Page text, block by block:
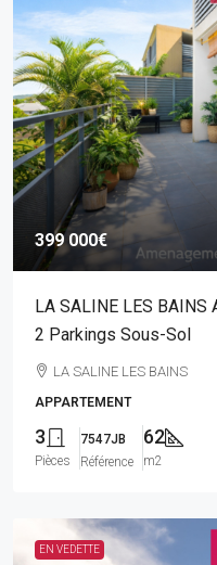
399 000€
LA SALINE LES BAINS
2 Parkings Sous-Sol
LA SALINE LES BAINS
APPARTEMENT
3
Pièces
7547JB
Référence
62
m2
EN VEDETTE